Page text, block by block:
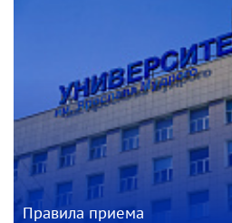
Правила приема